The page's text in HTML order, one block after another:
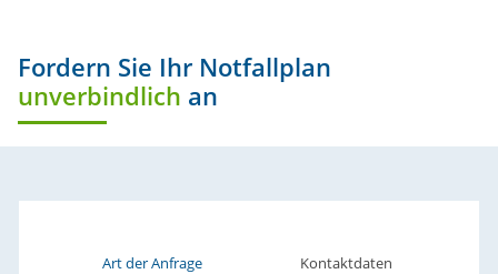
Fordern Sie Ihr Notfallplan
unverbindlich an
Art der Anfrage Kontaktdaten